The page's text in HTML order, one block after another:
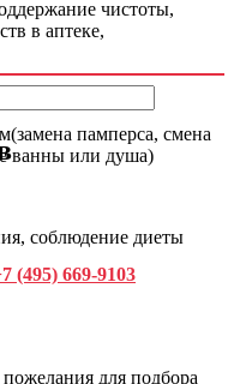
чистоты,
в аптеке,
памперса, смена
ванны или душа)
соблюдение диеты
(495) 669-9103
для подбора